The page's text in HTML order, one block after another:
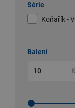
Série
Koňařík -
Balení